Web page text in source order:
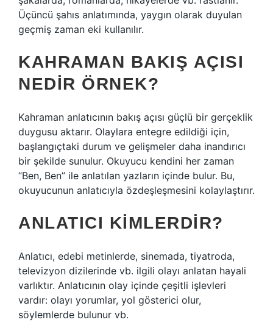
Üçüncü şahıs anlatımında, yaygın olarak duyulan
geçmiş zaman eki kullanılır.
KAHRAMAN BAKIŞ AÇISI
NEDIR ÖRNEK?
Kahraman anlatıcının bakış açısı güçlü bir gerçeklik
duygusu aktarır. Olaylara entegre edildiği için,
başlangıçtaki durum ve gelişmeler daha inandırıcı
bir şekilde sunulur. Okuyucu kendini her zaman
“Ben, Ben” ile anlatılan yazların içinde bulur. Bu,
okuyucunun anlatıcıyla özdeşleşmesini kolaylaştırır.
ANLATICI KIMLERDIR?
Anlatıcı, edebi metinlerde, sinemada, tiyatroda,
televizyon dizilerinde vb. ilgili olayı anlatan hayali
varlıktır. Anlatıcının olay içinde çeşitli işlevleri
vardır: olayı yorumlar, yol gösterici olur,
söylemlerde bulunur vb.